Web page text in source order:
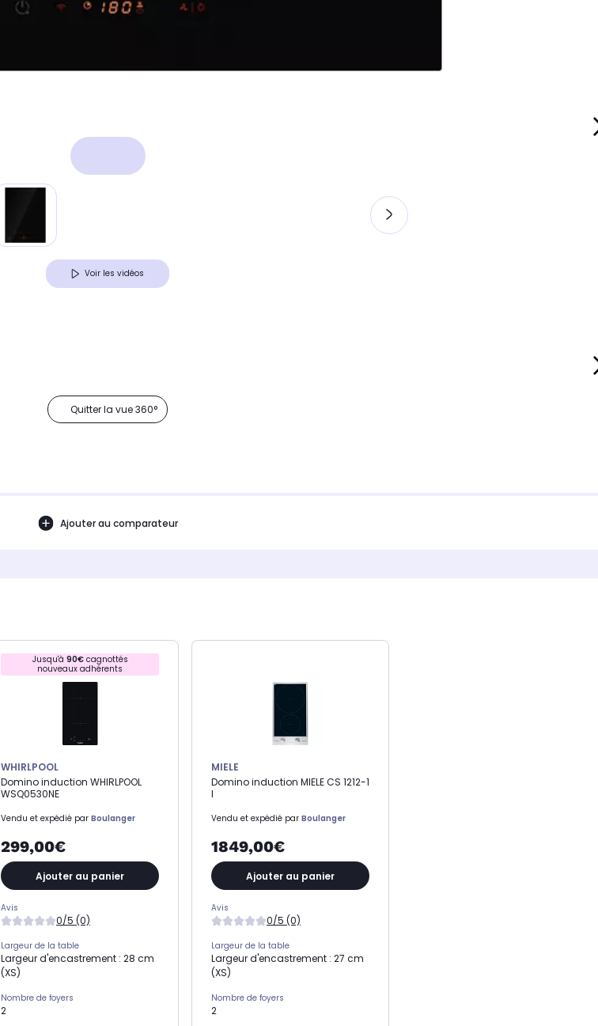
Voir les vidéos
Quitter la vue 360°
Ajouter au comparateur
Jusqu'à 90€cagnottés
nouveaux adhérents
WHIRLPOOL
Domino induction WHIRLPOOL
WSQ0530NE
Vendu et expédié par Boulanger
299,00€
Ajouter au panier
Avis
0/5 (0)
Largeur de la table
Largeur d'encastrement : 28 cm
(XS)
Nombre de foyers
2
MIELE
Domino induction MIELE CS 1212-1
I
Vendu et expédié par Boulanger
1849,00€
Ajouter au panier
Avis
0/5 (0)
Largeur de la table
Largeur d'encastrement : 27 cm
(XS)
Nombre de foyers
2